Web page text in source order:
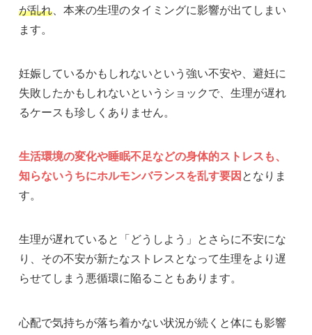
が乱れ、本来の生理のタイミングに影響が出てしまい
ます。
妊娠しているかもしれないという強い不安や、避妊に
失敗したかもしれないというショックで、生理が遅れ
るケースも珍しくありません。
生活環境の変化や睡眠不足などの身体的ストレスも、
知らないうちにホルモンバランスを乱す要因 となりま
す。
生理が遅れていると「どうしよう」とさらに不安にな
り、その不安が新たなストレスとなって生理をより遅
らせてしまう悪循環に陥ることもあります。
心配で気持ちが落ち着かない状況が続くと体にも影響